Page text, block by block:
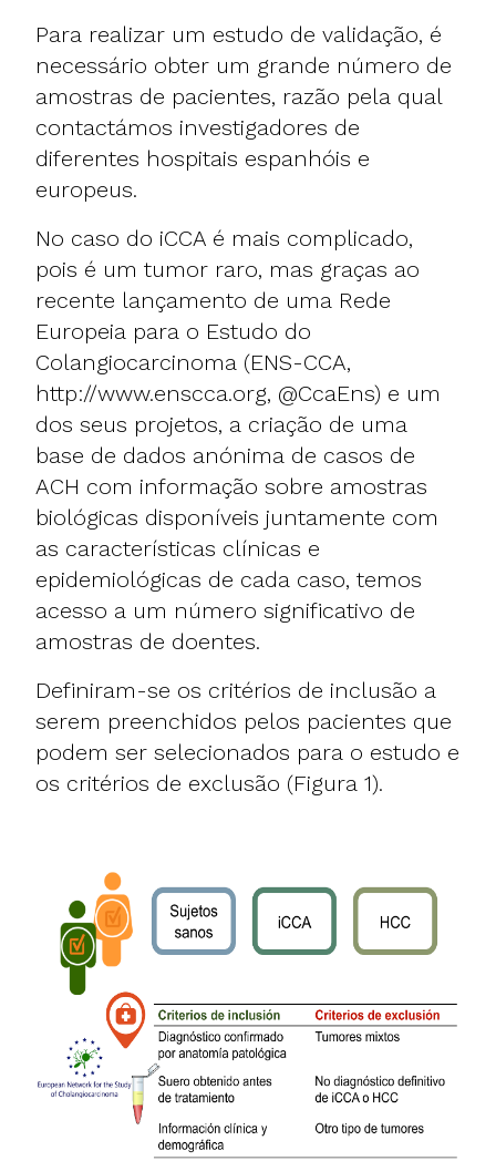
Para realizar um estudo de validação, é
necessário obter um grande número de
amostras de pacientes, razão pela qual
contactámos investigadores de
diferentes hospitais espanhóis e
europeus.
No caso do iCCA é mais complicado,
pois é um tumor raro, mas graças ao
recente lançamento de uma Rede
Europeia para o Estudo do
Colangiocarcinoma (ENS-CCA,
http://www.enscca.org, @CcaEns) e um
dos seus projetos, a criação de uma
base de dados anónima de casos de
ACH com informação sobre amostras
biológicas disponíveis juntamente com
as características clínicas e
epidemiológicas de cada caso, temos
acesso a um número significativo de
amostras de doentes.
Definiram-se os critérios de inclusão a
serem preenchidos pelos pacientes que
podem ser selecionados para o estudo e
os critérios de exclusão (Figura 1).